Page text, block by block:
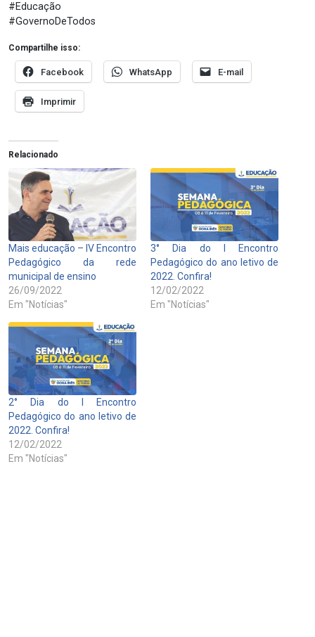
#Educação
#GovernoDeTodos
Compartilhe isso:
Facebook WhatsApp E-mail
Imprimir
Relacionado
Mais educação – IV Encontro
Pedagógico da rede
municipal de ensino
26/09/2022
Em "Notícias"
3° Dia do I Encontro
Pedagógico do ano letivo de
2022. Confira!
12/02/2022
Em "Notícias"
2° Dia do I Encontro
Pedagógico do ano letivo de
2022. Confira!
12/02/2022
Em "Notícias"